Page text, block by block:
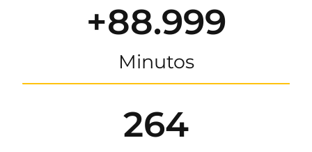
+88.999
Minutos
264